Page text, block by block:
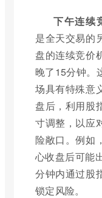
下午连续
是全天交易的
盘的连续竞价
晚了15分钟。
场具有特殊意
盘后，利用股
寸调整，以应
险敞口。例如
心收盘后可能
分钟内通过股
锁定风险。